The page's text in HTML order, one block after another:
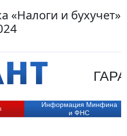
«Налоги и бухучет»
Информация Минфина
и ФНС